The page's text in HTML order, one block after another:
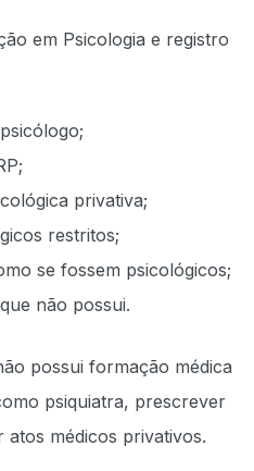
em Psicologia e registro
privativa;
restritos;
se fossem psicológicos;
não possui.
possui formação médica
psiquiatra, prescrever
médicos privativos.